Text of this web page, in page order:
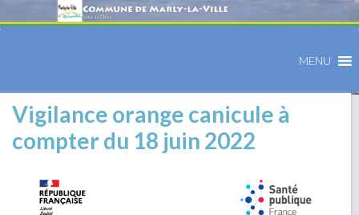
MENU
Vigilance orange canicule à
compter du 18 juin 2022